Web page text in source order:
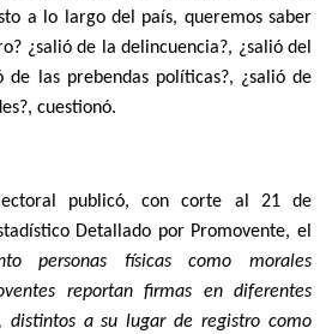
a lo largo del país, queremos saber
¿salió de la delincuencia?, ¿salió del
de las prebendas políticas?, ¿salió de
cuestionó.
publicó, con corte al 21 de
Detallado por Promovente, el
personas físicas como morales
reportan firmas en diferentes
distintos a su lugar de registro como